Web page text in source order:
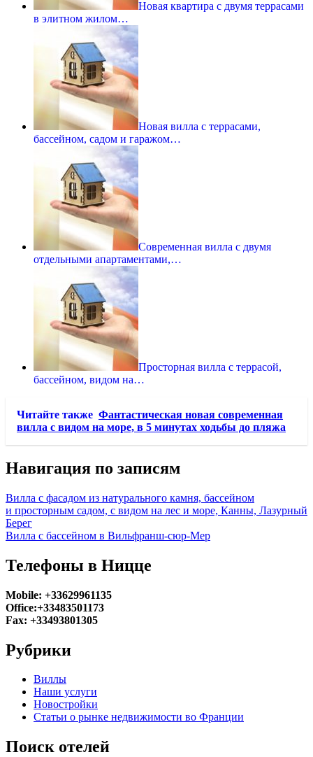
Новая квартира с двумя террасами
в элитном жилом…
Новая вилла с террасами,
бассейном, садом и гаражом…
Современная вилла с двумя
отдельными апартаментами,…
Просторная вилла с террасой,
бассейном, видом на…
Читайте также Фантастическая новая современная
вилла с видом на море, в 5 минутax ходьбы до пляжа
Навигация по записям
Вилла с фасадом из натурального камня, бассейном
и просторным садом, с видом на лес и море, Канны, Лазурный
Берег
Вилла с бассейном в Вильфранш-сюр-Мер
Телефоны в Ницце
Mobile: +33629961135
Office:+33483501173
Fax: +33493801305
Рубрики
Виллы
Наши услуги
Новостройки
Статьи о рынке недвижимости во Франции
Поиск отелей